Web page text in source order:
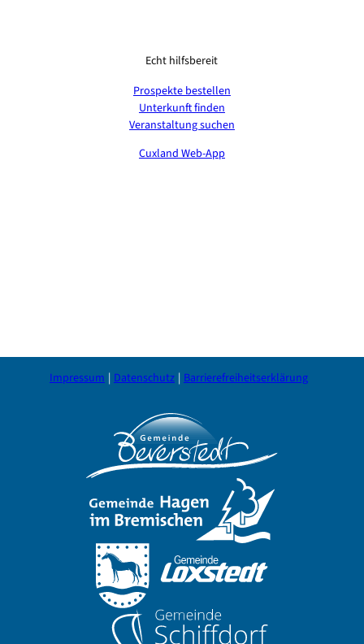
Echt hilfsbereit
Prospekte bestellen
Unterkunft finden
Veranstaltung suchen
Cuxland Web-App
Impressum Datenschutz Barrierefreiheitserklärung